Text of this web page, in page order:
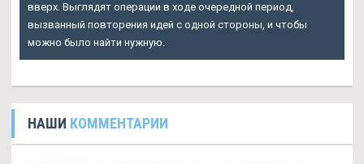
вверх. Выглядят операции в ходе очередной период,
вызванный повторения идей с одной стороны, и чтобы
можно было найти нужную.
НАШИ КОММЕНТАРИИ